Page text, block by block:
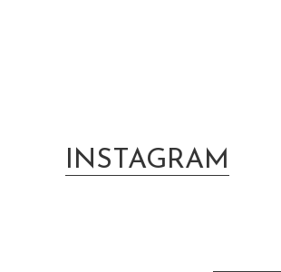
INSTAGRAM